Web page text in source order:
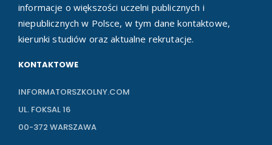
informacje o większości uczelni publicznych i
niepublicznych w Polsce, w tym dane kontaktowe,
kierunki studiów oraz aktualne rekrutacje.
KONTAKTOWE
INFORMATORSZKOLNY.COM
UL. FOKSAL 16
00-372 WARSZAWA